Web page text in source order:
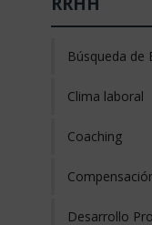
Búsqueda de
Clima laboral
Coaching
Desarrollo